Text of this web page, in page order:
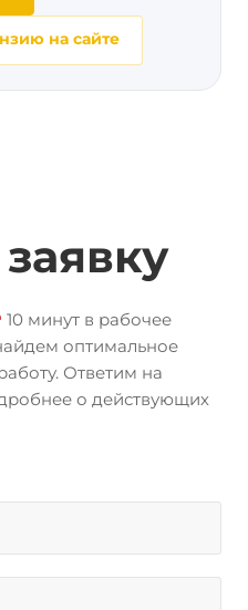
на сайте
минут в рабочее
оптимальное
Ответим на
о действующих